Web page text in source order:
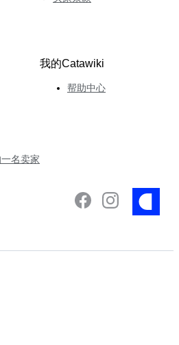
名卖家
我的Catawiki
帮助中心